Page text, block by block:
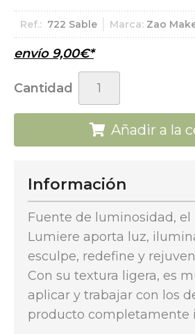
Ref.: 722 Sable Marca: Zao
envío 9,00€*
Cantidad
Añadir a la
Información
Fuente de luminosidad, el
Lumiere aporta luz,
esculpe, redefine y
Con su textura ligera, es
aplicar y trabajar con los
producto completamente